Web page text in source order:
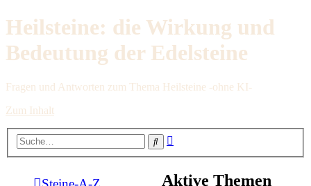
Heilsteine: die Wirkung und
Bedeutung der Edelsteine
Fragen und Antworten zum Thema Heilsteine -ohne KI-
Zum Inhalt
Suche
Aktive Themen